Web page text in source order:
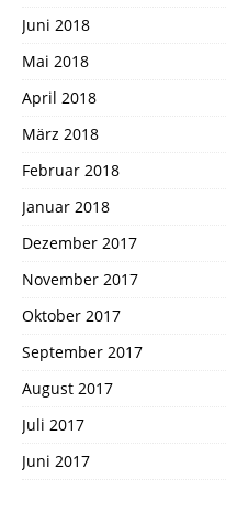
Juni 2018
Mai 2018
April 2018
März 2018
Februar 2018
Januar 2018
Dezember 2017
November 2017
Oktober 2017
September 2017
August 2017
Juli 2017
Juni 2017